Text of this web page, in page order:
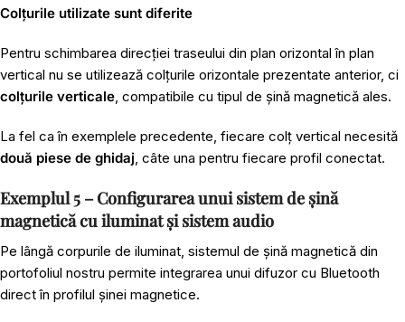
Colțurile utilizate sunt diferite
Pentru schimbarea direcției traseului din plan orizontal în plan
vertical nu se utilizează colțurile orizontale prezentate anterior, ci
colțurile verticale, compatibile cu tipul de șină magnetică ales.
La fel ca în exemplele precedente, fiecare colț vertical necesită
două piese de ghidaj, câte una pentru fiecare profil conectat.
Exemplul 5 – Configurarea unui sistem de șină
magnetică cu iluminat și sistem audio
Pe lângă corpurile de iluminat, sistemul de șină magnetică din
portofoliul nostru permite integrarea unui difuzor cu Bluetooth
direct în profilul șinei magnetice.